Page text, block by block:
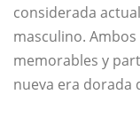
considerada
masculino.
memorables y
nueva era dorada